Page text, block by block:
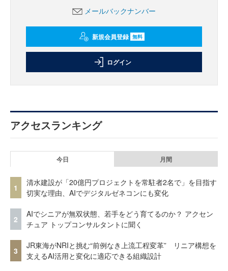
メールバックナンバー
新規会員登録 無料
ログイン
アクセスランキング
今日 月間
1
清水建設が「20億円プロジェクトを常駐者2名で」を目指す
切実な理由、AIでデジタルゼネコンにも変化
2
AIでシニアが無双状態、若手をどう育てるのか？ アクセン
チュア トップコンサルタントに聞く
3
JR東海がNRIと挑む“前例なき上流工程変革” リニア構想を
支えるAI活用と変化に適応できる組織設計